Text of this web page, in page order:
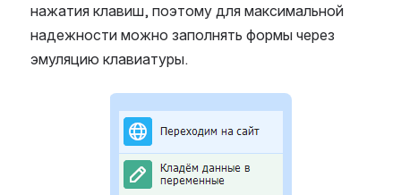
нажатия клавиш, поэтому для максимальной
надежности можно заполнять формы через
эмуляцию клавиатуры.